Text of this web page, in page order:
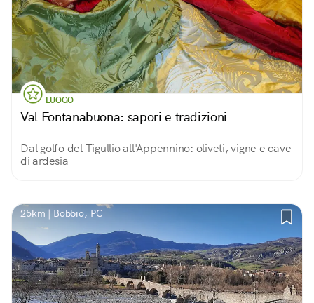
LUOGO
Val Fontanabuona: sapori e tradizioni
Dal golfo del Tigullio all'Appennino: oliveti, vigne e cave
di ardesia
25km | Bobbio, PC